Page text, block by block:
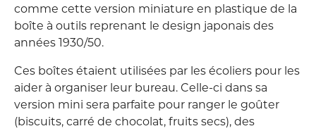
comme cette version miniature en plastique de la
boîte à outils reprenant le design japonais des
années 1930/50.
Ces boîtes étaient utilisées par les écoliers pour les
aider à organiser leur bureau. Celle-ci dans sa
version mini sera parfaite pour ranger le goûter
(biscuits, carré de chocolat, fruits secs), des